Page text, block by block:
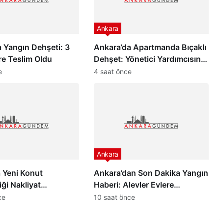
Yangın Dehşeti: 3
Teslim Oldu
Ankara’da Apartmanda Bıçaklı
Dehşet: Yönetici Yardımcısını
Hayattan Kopardı
Ankara
4 saat önce
Yeni Konut
Nakliyat
Ankara’dan Son Dakika Yangın
Haberi: Alevler Evlere
Sıçramadan…
Ankara
10 saat önce